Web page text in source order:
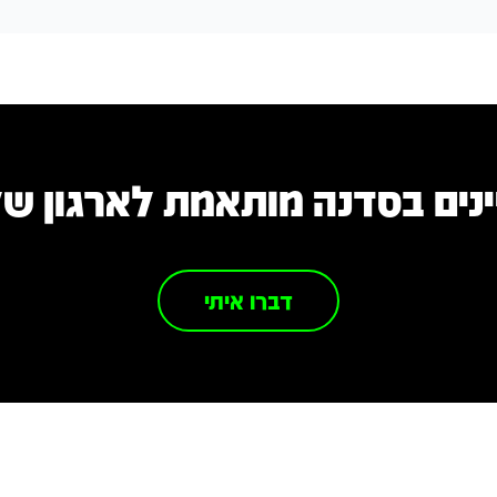
בסדנה מותאמת לארגון
דברו איתי